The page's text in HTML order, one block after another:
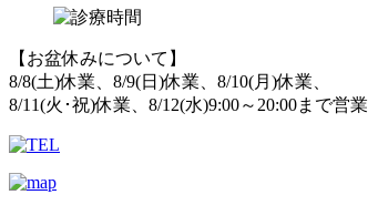
【お盆休みについて】
8/8(土)休業、8/9(日)休業、8/10(月)休業、
8/11(火･祝)休業、8/12(水)9:00～20:00まで営業